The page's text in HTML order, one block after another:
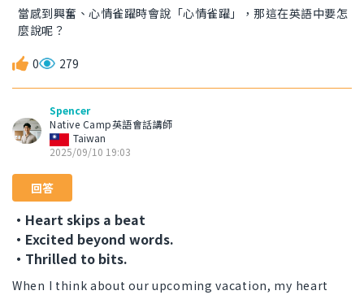
當感到興奮、心情雀躍時會說「心情雀躍」，那這在英語中要怎
麼說呢？
0 279
Spencer
Native Camp英語會話講師
Taiwan
2025/09/10 19:03
回答
・Heart skips a beat
・Excited beyond words.
・Thrilled to bits.
When I think about our upcoming vacation, my heart